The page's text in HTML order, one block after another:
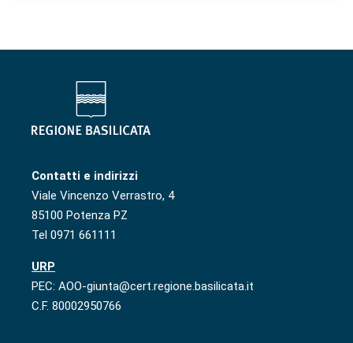
Contatti e indirizzi
Viale Vincenzo Verrastro, 4
85100 Potenza PZ
Tel 0971 661111
URP
PEC: AOO-giunta@cert.regione.basilicata.it
C.F. 80002950766